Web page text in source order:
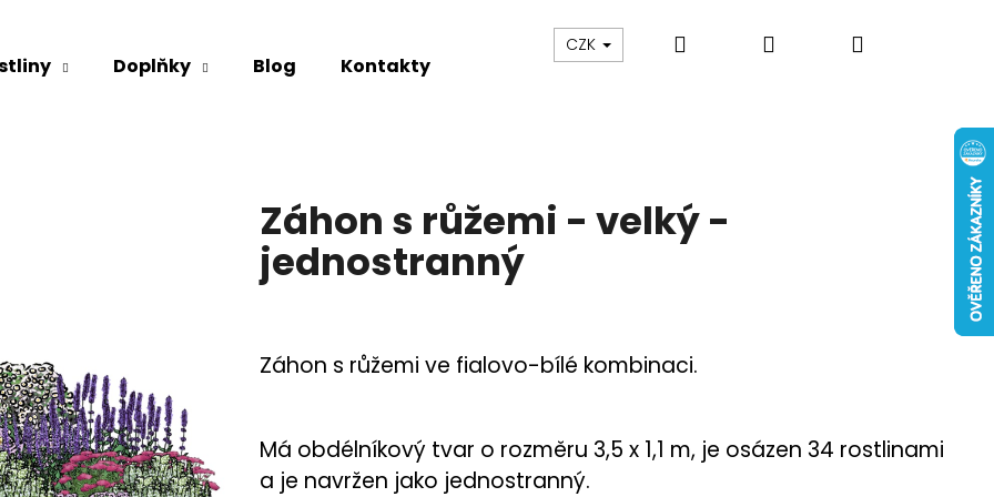
Doplňky Blog Kontakty
CZK Hledat PřihlášeníNákupní
Záhon s růžemi - velký -
jednostranný
Záhon s růžemi ve fialovo-bílé kombinaci.
Má obdélníkový tvar o rozměru 3,5 x 1,1 m, je osázen 34 rostlinami
a je navržen jako jednostranný.